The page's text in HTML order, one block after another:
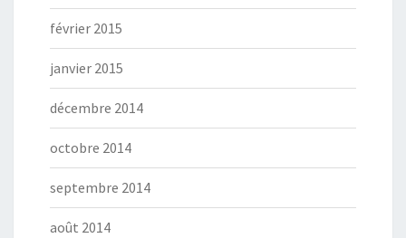
février 2015
janvier 2015
décembre 2014
octobre 2014
septembre 2014
août 2014